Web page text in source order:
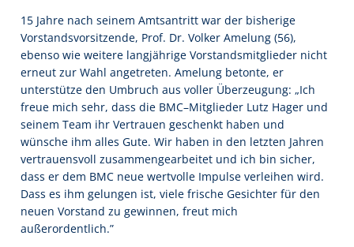
15 Jahre nach seinem Amtsantritt war der bisherige
Vorstandsvorsitzende, Prof. Dr. Volker Amelung (56),
ebenso wie weitere langjährige Vorstandsmitglieder nicht
erneut zur Wahl angetreten. Amelung betonte, er
unterstütze den Umbruch aus voller Überzeugung: „Ich
freue mich sehr, dass die BMC–Mitglieder Lutz Hager und
seinem Team ihr Vertrauen geschenkt haben und
wünsche ihm alles Gute. Wir haben in den letzten Jahren
vertrauensvoll zusammengearbeitet und ich bin sicher,
dass er dem BMC neue wertvolle Impulse verleihen wird.
Dass es ihm gelungen ist, viele frische Gesichter für den
neuen Vorstand zu gewinnen, freut mich
außerordentlich.”